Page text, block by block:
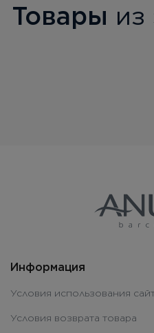
Товары из
Информация
Условия использования
Условия возврата товара